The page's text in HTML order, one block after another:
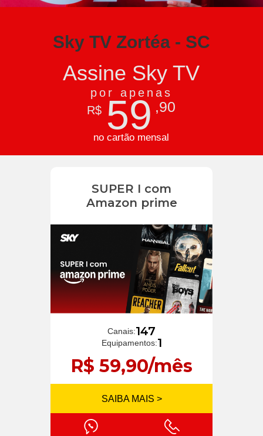
Sky TV Zortéa - SC
Assine Sky TV
por apenas
R$ 59 ,90
no cartão mensal
SUPER I com
Amazon prime
Canais:147
Equipamentos:1
R$ 59,90/mês
SAIBA MAIS >